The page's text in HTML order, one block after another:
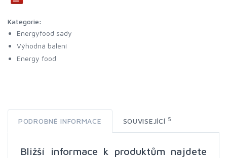
Kategorie:
Energyfood sady
Výhodná balení
Energy food
PODROBNÉ INFORMACE SOUVISEJÍCÍ 5
Bližší informace k produktům najdete